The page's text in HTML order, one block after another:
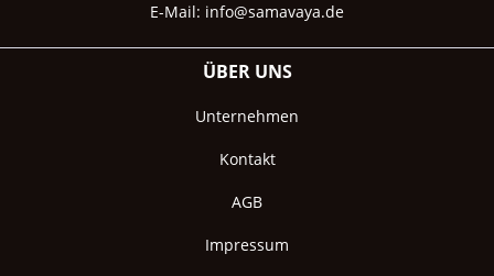
E-Mail: info@samavaya.de
ÜBER UNS
Unternehmen
Kontakt
AGB
Impressum